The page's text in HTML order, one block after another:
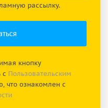
рассылку.
кнопку
с Пользовательским
что ознакомлен с